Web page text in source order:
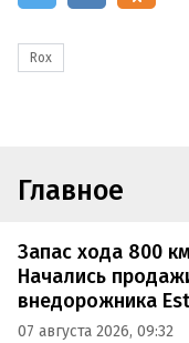
Rox
Главное
Запас хода 800
Начались
внедорожника
07 августа 2026, 09:32